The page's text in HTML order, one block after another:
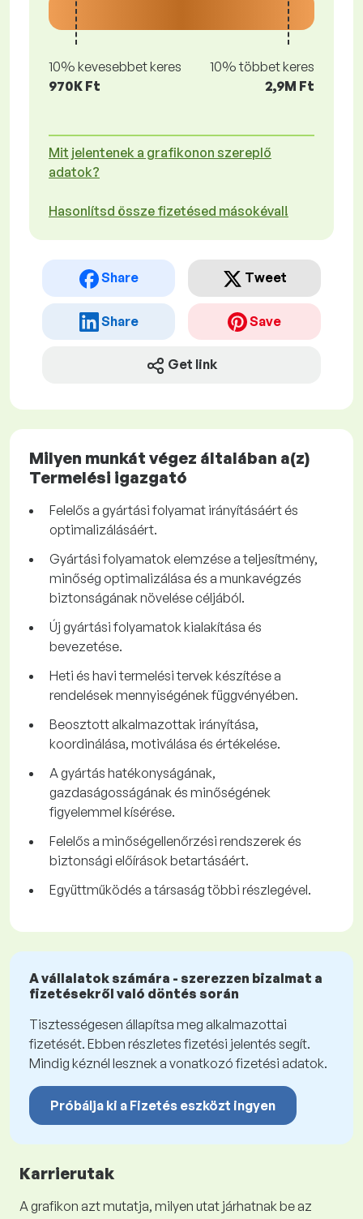
10% kevesebbet keres
970K Ft
10% többet keres
2,9M Ft
Mit jelentenek a grafikonon szereplő
adatok?
Hasonlítsd össze fizetésed másokéval!
Share Tweet
Share Save
Get link
Milyen munkát végez általában a(z)
Termelési igazgató
Felelős a gyártási folyamat irányításáért és
optimalizálásáért.
Gyártási folyamatok elemzése a teljesítmény,
minőség optimalizálása és a munkavégzés
biztonságának növelése céljából.
Új gyártási folyamatok kialakítása és
bevezetése.
Heti és havi termelési tervek készítése a
rendelések mennyiségének függvényében.
Beosztott alkalmazottak irányítása,
koordinálása, motiválása és értékelése.
A gyártás hatékonyságának,
gazdaságosságának és minőségének
figyelemmel kísérése.
Felelős a minőségellenőrzési rendszerek és
biztonsági előírások betartásáért.
Együttműködés a társaság többi részlegével.
A vállalatok számára - szerezzen bizalmat a
fizetésekről való döntés során
Tisztességesen állapítsa meg alkalmazottai
fizetését. Ebben részletes fizetési jelentés segít.
Mindig kéznél lesznek a vonatkozó fizetési adatok.
Próbálja ki a Fizetés eszközt ingyen
Karrierutak
A grafikon azt mutatja, milyen utat járhatnak be az